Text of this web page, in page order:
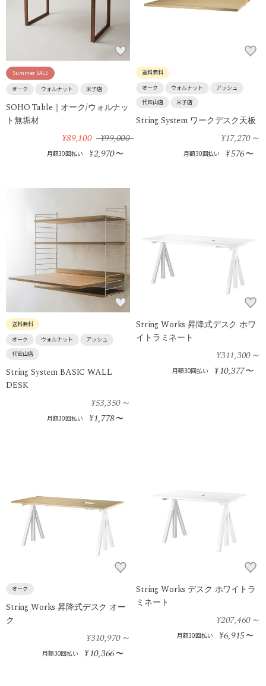
Summer SALE
オーク ウォルナット 米子店
SOHO Table｜オーク/ウォルナッ
ト無垢材
¥89,100 ¥99,000
月額30回払い ¥2,970〜
送料無料
オーク
ウォルナット
アッシュ
代官山店
米子店
String System ワークデスク天板
¥17,270～
月額30回払い ¥576〜
送料無料
オーク
ウォルナット
アッシュ
代官山店
String System BASIC WALL
DESK
¥53,350～
月額30回払い ¥1,778〜
String Works 昇降式デスク ホワ
イトラミネート
¥311,300～
月額30回払い ¥10,377〜
オーク
String Works 昇降式デスク オー
ク
¥310,970～
月額30回払い ¥10,366〜
String Works デスク ホワイトラ
ミネート
¥207,460～
月額30回払い ¥6,915〜